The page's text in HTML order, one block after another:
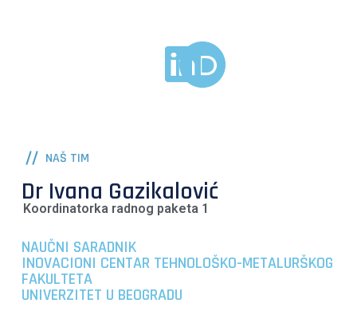
NAŠ TIM
Dr Ivana Gazikalović
Koordinatorka radnog paketa 1
NAUČNI SARADNIK
INOVACIONI CENTAR TEHNOLOŠKO-METALURŠKOG
FAKULTETA
UNIVERZITET U BEOGRADU